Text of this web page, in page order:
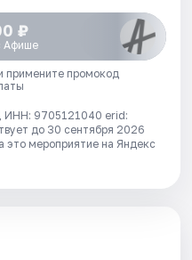
₽
Афише
примените промокод
9705121040 erid:
до 30 сентября 2026
это мероприятие на Яндекс